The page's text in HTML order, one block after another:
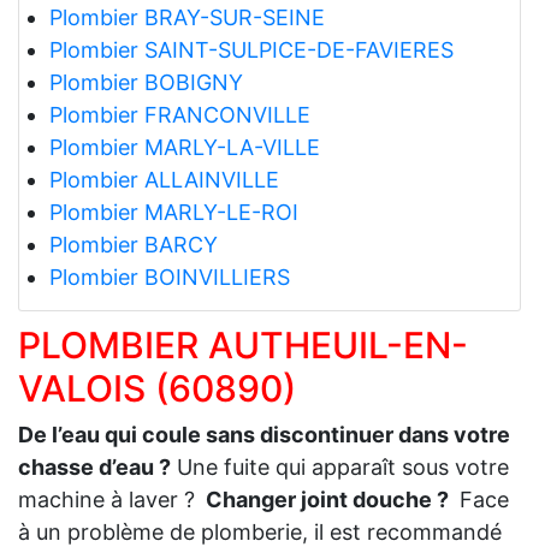
Plombier BRAY-SUR-SEINE
Plombier SAINT-SULPICE-DE-FAVIERES
Plombier BOBIGNY
Plombier FRANCONVILLE
Plombier MARLY-LA-VILLE
Plombier ALLAINVILLE
Plombier MARLY-LE-ROI
Plombier BARCY
Plombier BOINVILLIERS
PLOMBIER AUTHEUIL-EN-
VALOIS (60890)
De l’eau qui coule sans discontinuer dans votre
chasse d’eau ? Une fuite qui apparaît sous votre
machine à laver ? Changer joint douche ? Face
à un problème de plomberie, il est recommandé